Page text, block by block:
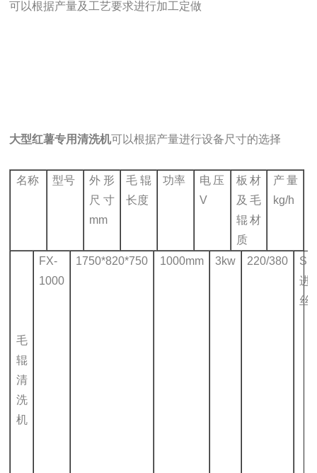
可以根据产量及工艺要求进行加工定做
大型红薯专用清洗机可以根据产量进行设备尺寸的选择
名称 型号
外形
尺寸
mm
毛辊
长度
功率
电压
V
板材
及毛
辊材
质
产量
kg/h
毛
辊
清
洗
机
FX-
1000
1750*820*750 1000mm 3kw 220/380
进
丝